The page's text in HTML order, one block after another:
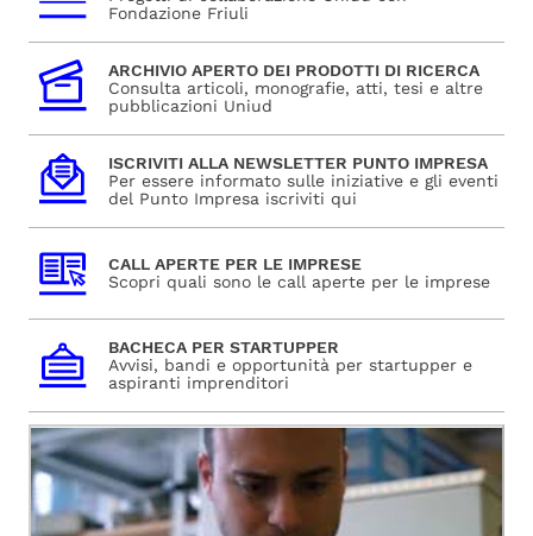
Fondazione Friuli
ARCHIVIO APERTO DEI PRODOTTI DI RICERCA
Consulta articoli, monografie, atti, tesi e altre
pubblicazioni Uniud
ISCRIVITI ALLA NEWSLETTER PUNTO IMPRESA
Per essere informato sulle iniziative e gli eventi
del Punto Impresa iscriviti qui
CALL APERTE PER LE IMPRESE
Scopri quali sono le call aperte per le imprese
BACHECA PER STARTUPPER
Avvisi, bandi e opportunità per startupper e
aspiranti imprenditori